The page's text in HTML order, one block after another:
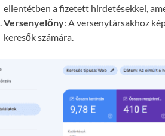
ellentétben a fizetett hirdetésekkel,
Versenyelőny: A versenytársakhoz
keresők számára.